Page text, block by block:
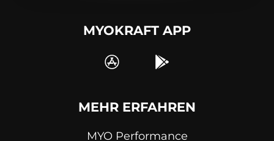
MYOKRAFT APP
MEHR ERFAHREN
MYO Performance